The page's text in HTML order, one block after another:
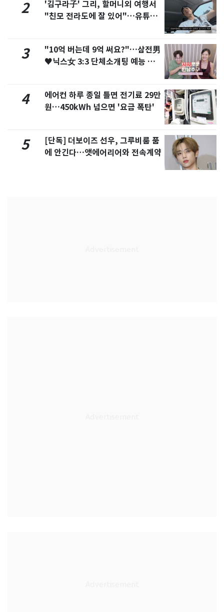
2
'김구라子' 그리, 할머니외 여행서
"친모 전라도에 잘 있어"…유튜브
3
"10억 버는데 9억 써요?"…삼전男
♥닉스女 3:3 단체소개팅 예능 화
4
에어컨 하루 종일 틀면 전기료 29만
원…450kWh 넘으면 '요금 폭탄'
5
[단독] 더보이즈 선우, 그루비룸 품
에 안긴다…앳에어리어와 전속계약